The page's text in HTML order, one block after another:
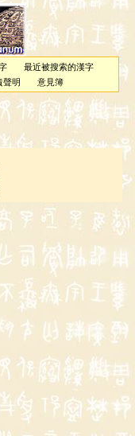
最近被搜索的漢字
聲明 意見簿